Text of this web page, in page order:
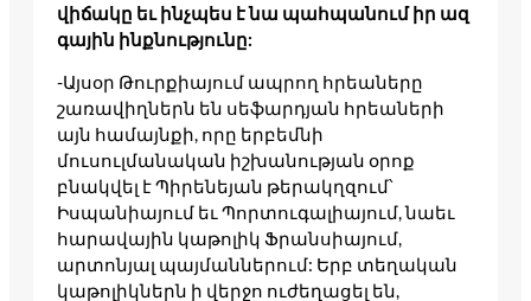
վիճակը եւ ինչպես է նա պահպանում իր ազ
գային ինքնությունը:
-Այսօր Թուրքիայում ապրող հրեաները
շառավիղներն են սեֆարդյան հրեաների
այն համայնքի, որը երբեմնի
մուսուլմանական իշխանության օրոք
բնակվել է Պիրենեյան թերակղզում՝
Իսպանիայում եւ Պորտուգալիայում, նաեւ
հարավային կաթոլիկ Ֆրանսիայում,
արտոնյալ պայմաններում: Երբ տեղական
կաթոլիկներն ի վերջո ուժեղացել են,